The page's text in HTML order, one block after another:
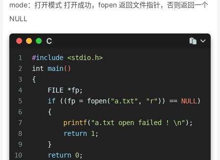
mode：打开模式 打开成功，fopen 返回文件指针，否则返回一个
NULL
C
1
2
3
4
5
6
7
8
9
10
#include <stdio.h>
int main()
{
    FILE *fp;
if ((fp = fopen( "a.txt" , "r")) == NULL )
    {
printf( "a.txt open failed ! \n");
return 1 ;
    }
return 0;